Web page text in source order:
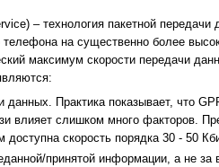
– технология пакетной
на существенно более
максимум скорости передачи
данных. Практика показывает, что
влияет слишком много факторов.
скорость порядка 30 - 50
принятой информации, а не